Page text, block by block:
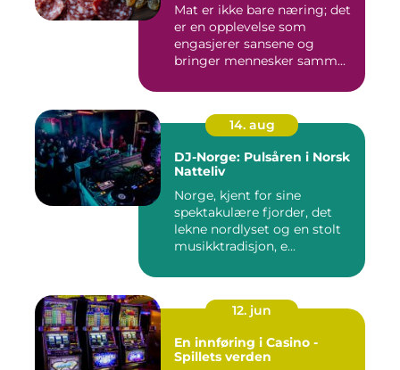
Mat er ikke bare næring; det
er en opplevelse som
engasjerer sansene og
bringer mennesker samm...
14. aug
DJ-Norge: Pulsåren i Norsk
Natteliv
Norge, kjent for sine
spektakulære fjorder, det
lekne nordlyset og en stolt
musikktradisjon, e...
12. jun
En innføring i Casino -
Spillets verden